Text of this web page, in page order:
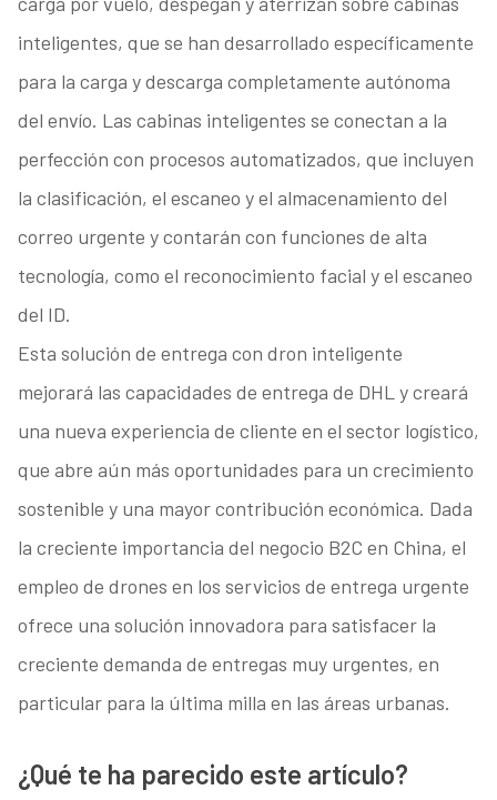
inteligentes, que se han desarrollado específicamente
para la carga y descarga completamente autónoma
del envío. Las cabinas inteligentes se conectan a la
perfección con procesos automatizados, que incluyen
la clasificación, el escaneo y el almacenamiento del
correo urgente y contarán con funciones de alta
tecnología, como el reconocimiento facial y el escaneo
del ID.
Esta solución de entrega con dron inteligente
mejorará las capacidades de entrega de DHL y creará
una nueva experiencia de cliente en el sector logístico,
que abre aún más oportunidades para un crecimiento
sostenible y una mayor contribución económica. Dada
la creciente importancia del negocio B2C en China, el
empleo de drones en los servicios de entrega urgente
ofrece una solución innovadora para satisfacer la
creciente demanda de entregas muy urgentes, en
particular para la última milla en las áreas urbanas.
¿Qué te ha parecido este artículo?